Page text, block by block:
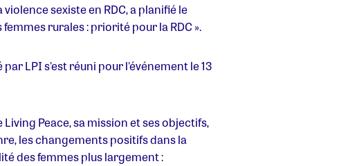
sexiste en RDC, a planifié le
rurales : priorité pour la RDC ».
LPI s'est réuni pour l'événement le 13
Peace, sa mission et ses objectifs,
les changements positifs dans la
des femmes plus largement :